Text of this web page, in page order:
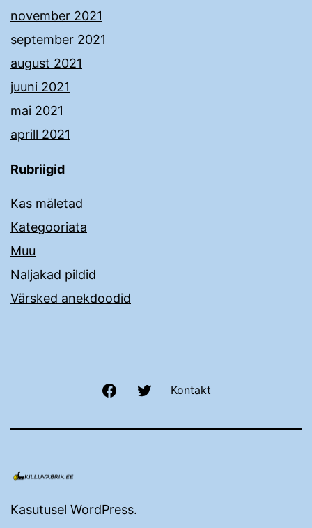
november 2021
september 2021
august 2021
juuni 2021
mai 2021
aprill 2021
Rubriigid
Kas mäletad
Kategooriata
Muu
Naljakad pildid
Värsked anekdoodid
FacebookTwitter
Kontakt
Kasutusel WordPress.